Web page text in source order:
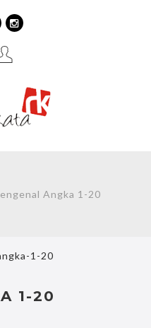
Angka 1-20
1-20